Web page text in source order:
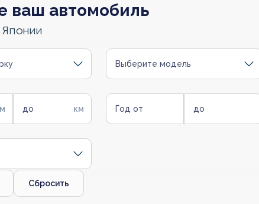
ваш автомобиль
Японии
Выберите модель
до Год от до
Сбросить